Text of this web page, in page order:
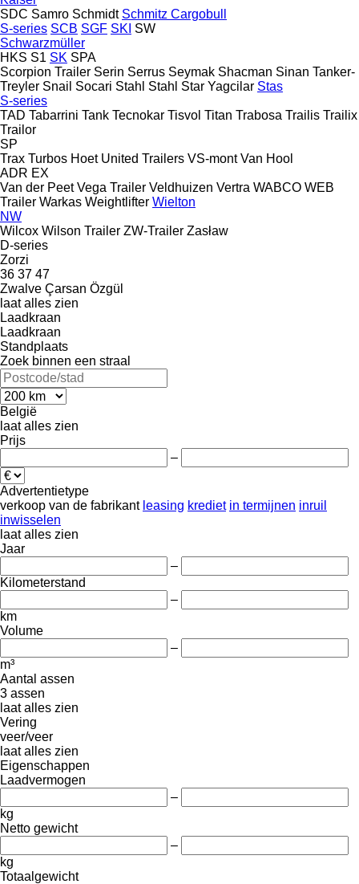
SDC Samro Schmidt Schmitz Cargobull
S-series SCB SGF SKI SW
Schwarzmüller
HKS S1 SK SPA
Scorpion Trailer Serin Serrus Seymak Shacman Sinan Tanker-
Treyler Snail Socari Stahl Stahl Star Yagcilar Stas
S-series
TAD Tabarrini Tank Tecnokar Tisvol Titan Trabosa Trailis Trailix
Trailor
SP
Trax Turbos Hoet United Trailers VS-mont Van Hool
ADR EX
Van der Peet Vega Trailer Veldhuizen Vertra WABCO WEB
Trailer Warkas Weightlifter Wielton
NW
Wilcox Wilson Trailer ZW-Trailer Zasław
D-series
Zorzi
36 37 47
Zwalve Çarsan Özgül
laat alles zien
Laadkraan
Laadkraan
Standplaats
Zoek binnen een straal
België
laat alles zien
Prijs
–
Advertentietype
verkoop van de fabrikant leasing krediet in termijnen inruil
inwisselen
laat alles zien
Jaar
–
Kilometerstand
–
km
Volume
–
m³
Aantal assen
3 assen
laat alles zien
Vering
veer/veer
laat alles zien
Eigenschappen
Laadvermogen
–
kg
Netto gewicht
–
kg
Totaalgewicht